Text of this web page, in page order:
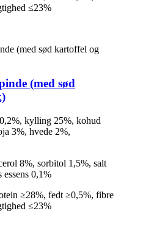
≤23%
(med sød
kylling 25%, kohud
3%, hvede 2%,
8%, sorbitol 1,5%, salt
essens 0,1%
≥28%, fedt ≥0,5%, fibre
≤23%